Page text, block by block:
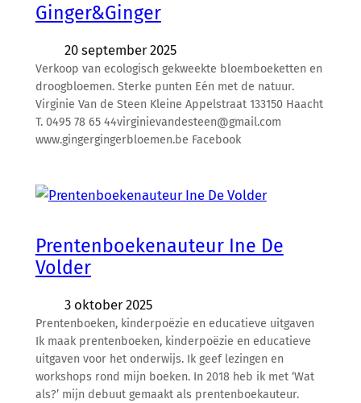
Ginger&Ginger
20 september 2025
Verkoop van ecologisch gekweekte bloemboeketten en
droogbloemen. Sterke punten Eén met de natuur.
Virginie Van de Steen Kleine Appelstraat 133150 Haacht
T. 0495 78 65 44virginievandesteen@gmail.com
www.gingergingerbloemen.be Facebook
Prentenboekenauteur Ine De
Volder
3 oktober 2025
Prentenboeken, kinderpoëzie en educatieve uitgaven
Ik maak prentenboeken, kinderpoëzie en educatieve
uitgaven voor het onderwijs. Ik geef lezingen en
workshops rond mijn boeken. In 2018 heb ik met ‘Wat
als?’ mijn debuut gemaakt als prentenboekauteur.